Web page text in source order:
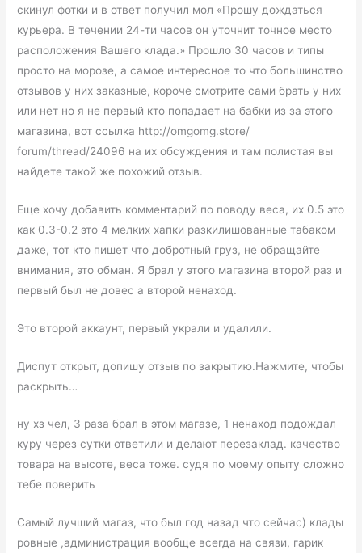
скинул фотки и в ответ получил мол «Прошу дождаться
курьера. В течении 24-ти часов он уточнит точное место
расположения Вашего клада.» Прошло 30 часов и типы
просто на морозе, а самое интересное то что большинство
отзывов у них заказные, короче смотрите сами брать у них
или нет но я не первый кто попадает на бабки из за этого
магазина, вот ссылка http://omgomg.store/
forum/thread/24096 на их обсуждения и там полистая вы
найдете такой же похожий отзыв.
Еще хочу добавить комментарий по поводу веса, их 0.5 это
как 0.3-0.2 это 4 мелких хапки разкилишованные табаком
даже, тот кто пишет что добротный груз, не обращайте
внимания, это обман. Я брал у этого магазина второй раз и
первый был не довес а второй ненаход.
Это второй аккаунт, первый украли и удалили.
Диспут открыт, допишу отзыв по закрытию.Нажмите, чтобы
раскрыть…
ну хз чел, 3 раза брал в этом магазе, 1 ненаход подождал
куру через сутки ответили и делают перезаклад. качество
товара на высоте, веса тоже. судя по моему опыту сложно
тебе поверить
Самый лучший магаз, что был год назад что сейчас) клады
ровные ,администрация вообще всегда на связи, гарик